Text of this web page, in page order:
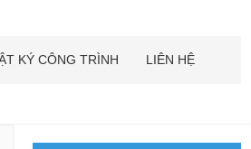
KÝ CÔNG TRÌNH LIÊN HỆ